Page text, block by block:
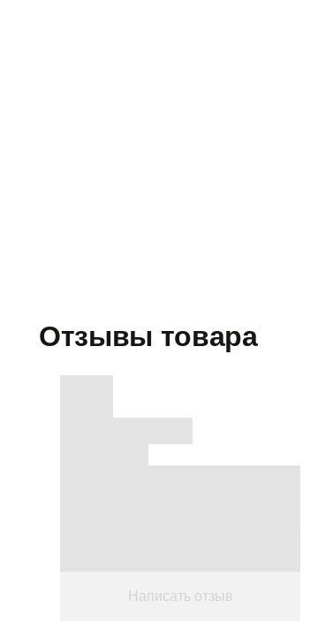
Отзывы товара
Написать отзыв